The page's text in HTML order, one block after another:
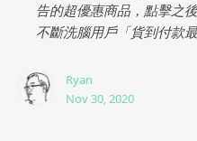
告的超優惠商品，點擊之
不斷洗腦用戶「貨到付款
Ryan
Nov 30, 2020